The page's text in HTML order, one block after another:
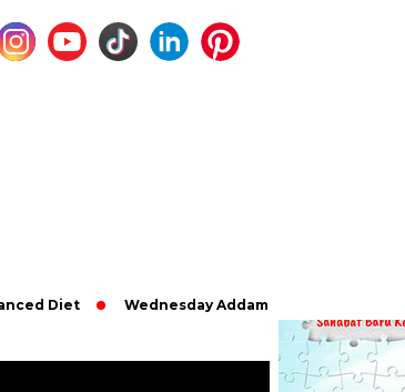
Wednesday Addams Musim Pertama | Teaser